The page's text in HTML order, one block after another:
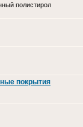
полистирол
покрытия